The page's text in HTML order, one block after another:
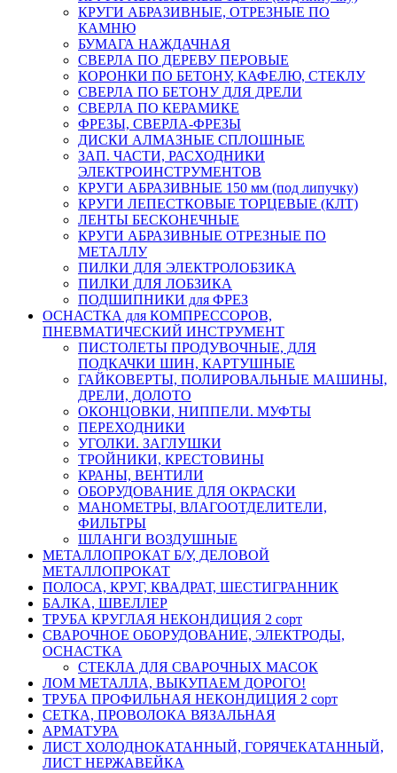
КРУГИ АБРАЗИВНЫЕ, ОТРЕЗНЫЕ ПО
КАМНЮ
БУМАГА НАЖДАЧНАЯ
СВЕРЛА ПО ДЕРЕВУ ПЕРОВЫЕ
КОРОНКИ ПО БЕТОНУ, КАФЕЛЮ, СТЕКЛУ
СВЕРЛА ПО БЕТОНУ ДЛЯ ДРЕЛИ
СВЕРЛА ПО КЕРАМИКЕ
ФРЕЗЫ, СВЕРЛА-ФРЕЗЫ
ДИСКИ АЛМАЗНЫЕ СПЛОШНЫЕ
ЗАП. ЧАСТИ, РАСХОДНИКИ
ЭЛЕКТРОИНСТРУМЕНТОВ
КРУГИ АБРАЗИВНЫЕ 150 мм (под липучку)
КРУГИ ЛЕПЕСТКОВЫЕ ТОРЦЕВЫЕ (КЛТ)
ЛЕНТЫ БЕСКОНЕЧНЫЕ
КРУГИ АБРАЗИВНЫЕ ОТРЕЗНЫЕ ПО
МЕТАЛЛУ
ПИЛКИ ДЛЯ ЭЛЕКТРОЛОБЗИКА
ПИЛКИ ДЛЯ ЛОБЗИКА
ПОДШИПНИКИ для ФРЕЗ
ОСНАСТКА для КОМПРЕССОРОВ,
ПНЕВМАТИЧЕСКИЙ ИНСТРУМЕНТ
ПИСТОЛЕТЫ ПРОДУВОЧНЫЕ, ДЛЯ
ПОДКАЧКИ ШИН, КАРТУШНЫЕ
ГАЙКОВЕРТЫ, ПОЛИРОВАЛЬНЫЕ МАШИНЫ,
ДРЕЛИ, ДОЛОТО
ОКОНЦОВКИ, НИППЕЛИ. МУФТЫ
ПЕРЕХОДНИКИ
УГОЛКИ. ЗАГЛУШКИ
ТРОЙНИКИ, КРЕСТОВИНЫ
КРАНЫ, ВЕНТИЛИ
ОБОРУДОВАНИЕ ДЛЯ ОКРАСКИ
МАНОМЕТРЫ, ВЛАГООТДЕЛИТЕЛИ,
ФИЛЬТРЫ
ШЛАНГИ ВОЗДУШНЫЕ
МЕТАЛЛОПРОКАТ Б/У, ДЕЛОВОЙ
МЕТАЛЛОПРОКАТ
ПОЛОСА, КРУГ, КВАДРАТ, ШЕСТИГРАННИК
БАЛКА, ШВЕЛЛЕР
ТРУБА КРУГЛАЯ НЕКОНДИЦИЯ 2 сорт
СВАРОЧНОЕ ОБОРУДОВАНИЕ, ЭЛЕКТРОДЫ,
ОСНАСТКА
СТЕКЛА ДЛЯ СВАРОЧНЫХ МАСОК
ЛОМ МЕТАЛЛА, ВЫКУПАЕМ ДОРОГО!
ТРУБА ПРОФИЛЬНАЯ НЕКОНДИЦИЯ 2 сорт
СЕТКА, ПРОВОЛОКА ВЯЗАЛЬНАЯ
АРМАТУРА
ЛИСТ ХОЛОДНОКАТАННЫЙ, ГОРЯЧЕКАТАННЫЙ,
ЛИСТ НЕРЖАВЕЙКА